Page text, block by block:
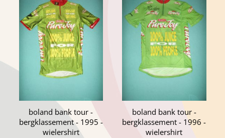
boland bank tour -
bergklassement - 1995 -
wielershirt
boland bank tour -
bergklassement - 1996 -
wielershirt